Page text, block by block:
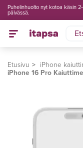
Puhelinhuolto nyt kotoa käsin
päivässä.
Etusivu
iPhone
iPhone 16 Pro